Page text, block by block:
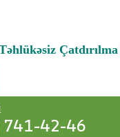
741-42-46